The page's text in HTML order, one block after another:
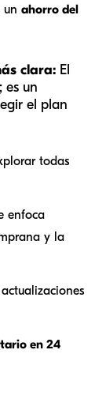
un ahorro del
clara: El
es un
el plan
todas
enfoca
y la
en 24